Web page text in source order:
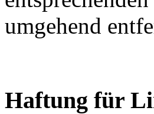
umgehend
Haftung für